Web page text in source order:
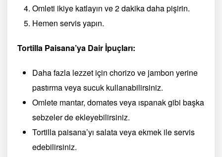
Omleti ikiye katlayın ve 2 dakika daha pişirin.
Hemen servis yapın.
Tortilla Paisana’ya Dair İpuçları:
Daha fazla lezzet için chorizo ​​ve jambon yerine
pastırma veya sucuk kullanabilirsiniz.
Omlete mantar, domates veya ıspanak gibi başka
sebzeler de ekleyebilirsiniz.
Tortilla paisana’yı salata veya ekmek ile servis
edebilirsiniz.